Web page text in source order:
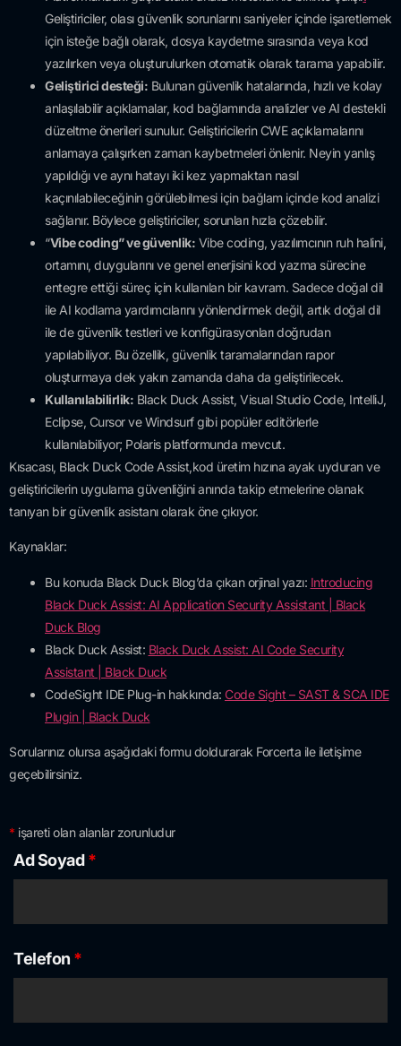
Geliştiriciler, olası güvenlik sorunlarını saniyeler içinde işaretlemek
için isteğe bağlı olarak, dosya kaydetme sırasında veya kod
yazılırken veya oluşturulurken otomatik olarak tarama yapabilir.
Geliştirici desteği: Bulunan güvenlik hatalarında, hızlı ve kolay
anlaşılabilir açıklamalar, kod bağlamında analizler ve AI destekli
düzeltme önerileri sunulur. Geliştiricilerin CWE açıklamalarını
anlamaya çalışırken zaman kaybetmeleri önlenir. Neyin yanlış
yapıldığı ve aynı hatayı iki kez yapmaktan nasıl
kaçınılabileceğinin görülebilmesi için bağlam içinde kod analizi
sağlanır. Böylece geliştiriciler, sorunları hızla çözebilir.
“Vibe coding” ve güvenlik: Vibe coding, yazılımcının ruh halini,
ortamını, duygularını ve genel enerjisini kod yazma sürecine
entegre ettiği süreç için kullanılan bir kavram. Sadece doğal dil
ile AI kodlama yardımcılarını yönlendirmek değil, artık doğal dil
ile de güvenlik testleri ve konfigürasyonları doğrudan
yapılabiliyor. Bu özellik, güvenlik taramalarından rapor
oluşturmaya dek yakın zamanda daha da geliştirilecek.
Kullanılabilirlik: Black Duck Assist, Visual Studio Code, IntelliJ,
Eclipse, Cursor ve Windsurf gibi popüler editörlerle
kullanılabiliyor; Polaris platformunda mevcut.
Kısacası, Black Duck Code Assist,kod üretim hızına ayak uyduran ve
geliştiricilerin uygulama güvenliğini anında takip etmelerine olanak
tanıyan bir güvenlik asistanı olarak öne çıkıyor.
Kaynaklar:
Bu konuda Black Duck Blog’da çıkan orjinal yazı: Introducing
Black Duck Assist: AI Application Security Assistant | Black
Duck Blog
Black Duck Assist: Black Duck Assist: AI Code Security
Assistant | Black Duck
CodeSight IDE Plug-in hakkında: Code Sight – SAST & SCA IDE
Plugin | Black Duck
Sorularınız olursa aşağıdaki formu doldurarak Forcerta ile iletişime
geçebilirsiniz.
* işareti olan alanlar zorunludur
Ad Soyad*
Telefon *